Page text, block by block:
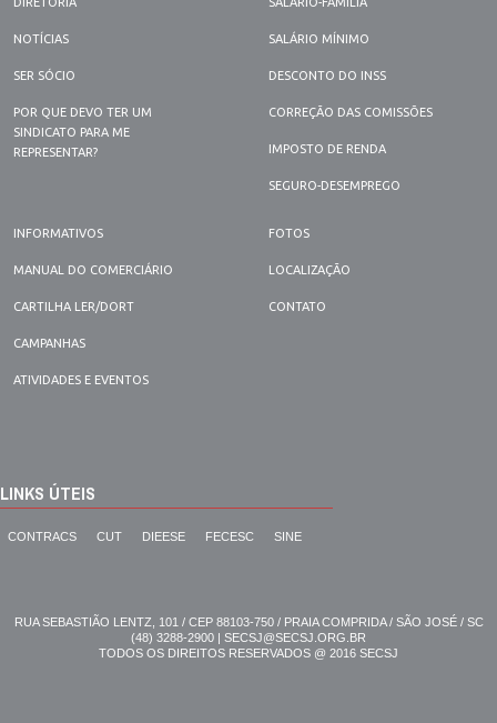
NOTÍCIAS
SER SÓCIO
POR QUE DEVO TER UM
SINDICATO PARA ME
REPRESENTAR?
SALÁRIO MÍNIMO
DESCONTO DO INSS
CORREÇÃO DAS COMISSÕES
IMPOSTO DE RENDA
SEGURO-DESEMPREGO
INFORMATIVOS
MANUAL DO COMERCIÁRIO
CARTILHA LER/DORT
CAMPANHAS
ATIVIDADES E EVENTOS
FOTOS
LOCALIZAÇÃO
CONTATO
LINKS ÚTEIS
CONTRACS CUT DIEESE FECESC SINE
RUA SEBASTIÃO LENTZ, 101 / CEP 88103-750 / PRAIA COMPRIDA / SÃO JOSÉ / SC
(48) 3288-2900 | SECSJ@SECSJ.ORG.BR
TODOS OS DIREITOS RESERVADOS @ 2016 SECSJ